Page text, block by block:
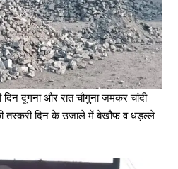
दिन दूगना और रात चौगुना जमकर चांदी
तस्करी दिन के उजाले में बेखौफ व धड़ल्ले